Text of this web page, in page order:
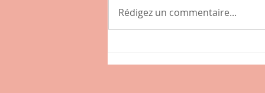
, nouveau café-épicerie de
Rédigez un commentaire...